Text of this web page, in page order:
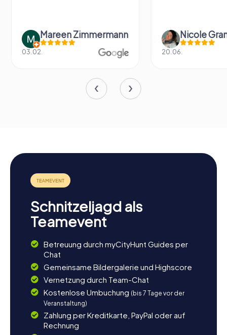
Mareen Zimmermann
03.02.
Nicole
20.06.
Schnitzeljagd als
Teamevent
Betreuung durch myCityHunt Guides per
Chat
Gemeinsame Bildergalerie und Highscore
Vernetzung durch Team-Chat
Kostenlose Umbuchung (bis 7 Tage vor der
Veranstaltung)
Zahlung per Kreditkarte, PayPal oder auf
Rechnung